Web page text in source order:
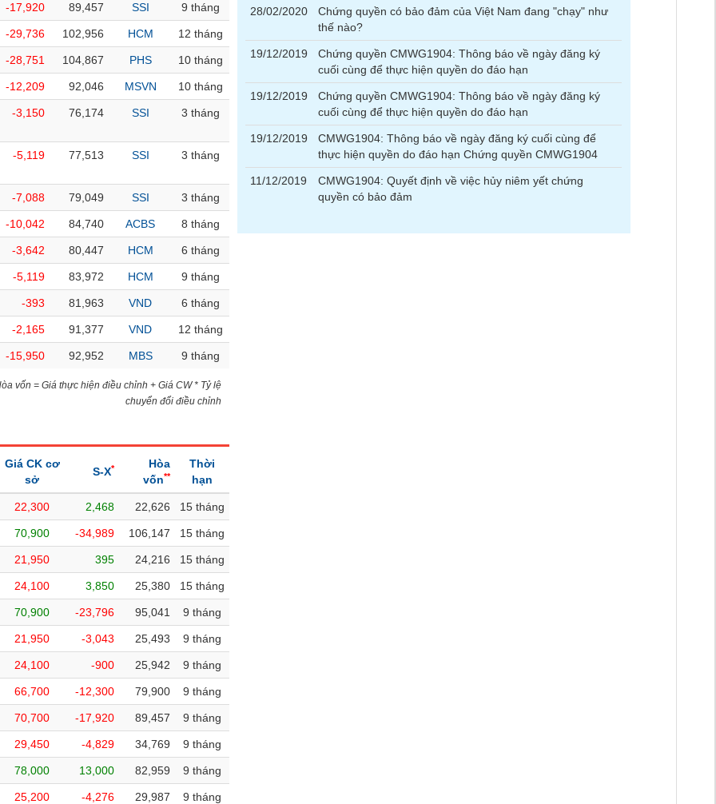
-17,920 89,457 SSI 9 tháng
-29,736 102,956 HCM 12 tháng
-28,751 104,867 PHS 10 tháng
-12,209 92,046 MSVN 10 tháng
-3,150 76,174 SSI 3 tháng
-5,119 77,513 SSI 3 tháng
-7,088 79,049 SSI 3 tháng
-10,042 84,740 ACBS 8 tháng
-3,642 80,447 HCM 6 tháng
-5,119 83,972 HCM 9 tháng
-393 81,963 VND 6 tháng
-2,165 91,377 VND 12 tháng
-15,950 92,952 MBS 9 tháng
vốn = Giá thực hiện điều chỉnh + Giá CW * Tỷ lệ
chuyển đổi điều chỉnh
Giá CK cơ
sở
S-X*
Hòa
vốn**
Thời
hạn
22,300 2,468 22,626 15 tháng
70,900 -34,989 106,147 15 tháng
21,950 395 24,216 15 tháng
24,100 3,850 25,380 15 tháng
70,900 -23,796 95,041 9 tháng
21,950 -3,043 25,493 9 tháng
24,100 -900 25,942 9 tháng
66,700 -12,300 79,900 9 tháng
70,700 -17,920 89,457 9 tháng
29,450 -4,829 34,769 9 tháng
78,000 13,000 82,959 9 tháng
25,200 -4,276 29,987 9 tháng
28/02/2020
Chứng quyền có bảo đảm của Việt Nam đang "chạy" như
thế nào?
19/12/2019
Chứng quyền CMWG1904: Thông báo về ngày đăng ký
cuối cùng để thực hiện quyền do đáo hạn
19/12/2019
Chứng quyền CMWG1904: Thông báo về ngày đăng ký
cuối cùng để thực hiện quyền do đáo hạn
19/12/2019
CMWG1904: Thông báo về ngày đăng ký cuối cùng để
thực hiện quyền do đáo hạn Chứng quyền CMWG1904
11/12/2019
CMWG1904: Quyết định về việc hủy niêm yết chứng
quyền có bảo đảm